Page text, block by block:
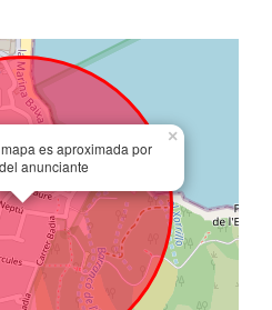
es aproximada por
anunciante
×